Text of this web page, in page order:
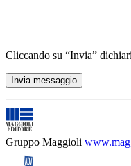
Cliccando su “Invia”
Gruppo Maggioli